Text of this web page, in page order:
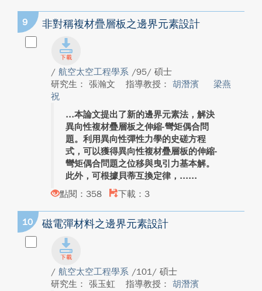
9 非對稱複材疊層板之邊界元素設計
/ 航空太空工程學系 /95/ 碩士
研究生： 張瀚文
指導教授： 胡潛濱
梁燕
祝
本論文提出了新的邊界元素法，解決
異向性複材疊層板之伸縮-彎矩偶合問
題。利用異向性彈性力學的史磋方程
式，可以獲得異向性複材疊層板的伸縮-
彎矩偶合問題之位移與曳引力基本解。
此外，可根據貝蒂互換定律，...
點閱：358
下載：3
10 磁電彈材料之邊界元素設計
/ 航空太空工程學系 /101/ 碩士
研究生： 張玉虹
指導教授： 胡潛濱